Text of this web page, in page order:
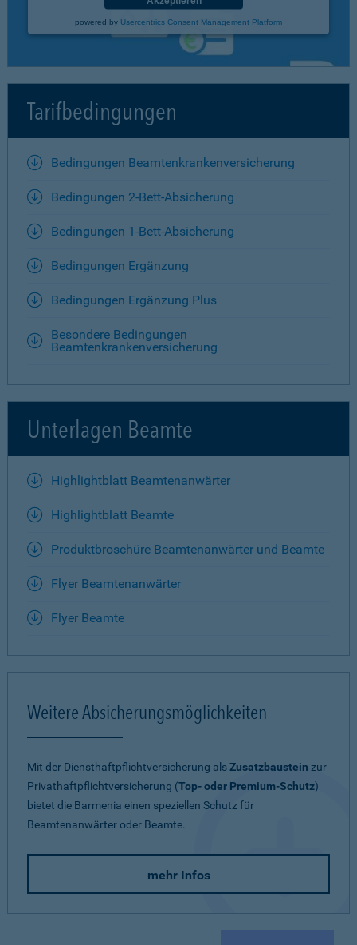
powered by Usercentrics Consent Management Platform
Tarifbedingungen
Bedingungen Beamtenkrankenversicherung
Bedingungen 2-Bett-Absicherung
Bedingungen 1-Bett-Absicherung
Bedingungen Ergänzung
Bedingungen Ergänzung Plus
Besondere Bedingungen
Beamtenkrankenversicherung
Unterlagen Beamte
Highlightblatt Beamtenanwärter
Highlightblatt Beamte
Produktbroschüre Beamtenanwärter und Beamte
Flyer Beamtenanwärter
Flyer Beamte
Weitere Absicherungsmöglichkeiten
Mit der Diensthaftpflichtversicherung alsZusatzbaustein zur
Privathaftpflichtversicherung (Top- oder Premium-Schutz)
bietet die Barmenia einen speziellen Schutz für
Beamtenanwärter oder Beamte.
mehr Infos